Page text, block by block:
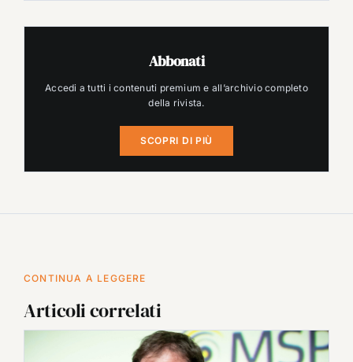
Abbonati
Accedi a tutti i contenuti premium e all’archivio completo
della rivista.
SCOPRI DI PIÙ
CONTINUA A LEGGERE
Articoli correlati